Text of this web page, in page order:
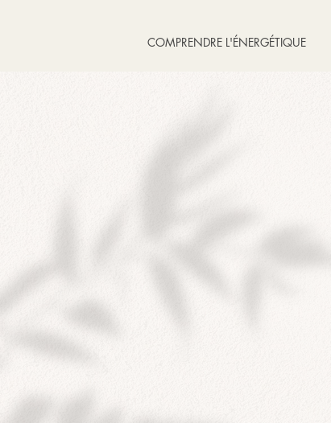
COMPRENDRE L'ÉNERGÉTIQUE